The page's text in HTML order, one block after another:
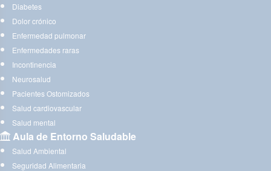
Diabetes
Dolor crónico
Enfermedad pulmonar
Enfermedades raras
Incontinencia
Neurosalud
Pacientes Ostomizados
Salud cardiovascular
Salud mental
Aula de Entorno Saludable
Salud Ambiental
Seguridad Alimentaria